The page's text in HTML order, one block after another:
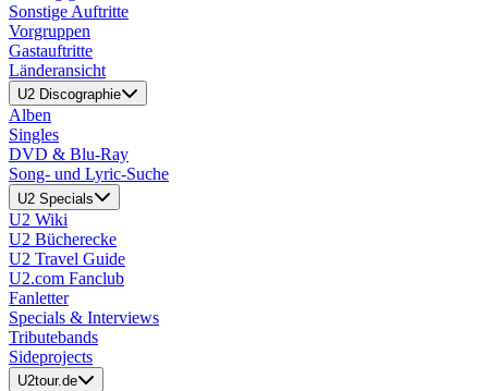
Sonstige Auftritte
Vorgruppen
Gastauftritte
Länderansicht
U2 Discographie
Alben
Singles
DVD & Blu-Ray
Song- und Lyric-Suche
U2 Specials
U2 Wiki
U2 Bücherecke
U2 Travel Guide
U2.com Fanclub
Fanletter
Specials & Interviews
Tributebands
Sideprojects
U2tour.de